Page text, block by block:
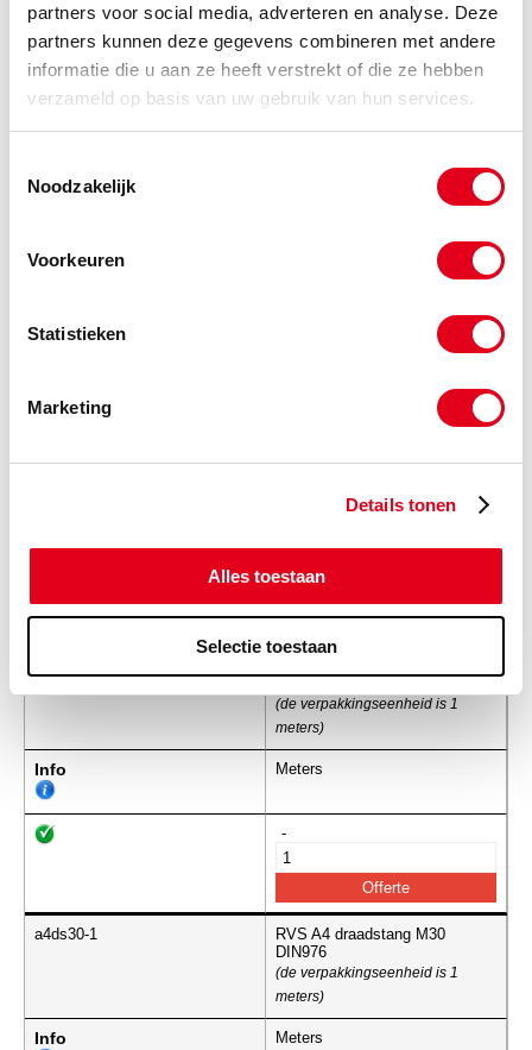
partners voor social media, adverteren en analyse. Deze
partners kunnen deze gegevens combineren met andere
informatie die u aan ze heeft verstrekt of die ze hebben
verzameld op basis van uw gebruik van hun services.
Noodzakelijk
Voorkeuren
Statistieken
Marketing
Details tonen
Alles toestaan
Selectie toestaan
a4ds20-1
RVS A4 draadstang M20
(de verpakkingseenheid is 1
a4ds22-1
RVS A4 draadstang M22
meters)
(de verpakkingseenheid is 1
meters)
Info Meters
-
a4ds30-1
RVS A4 draadstang M30
DIN976
(de verpakkingseenheid is 1
meters)
Info Meters